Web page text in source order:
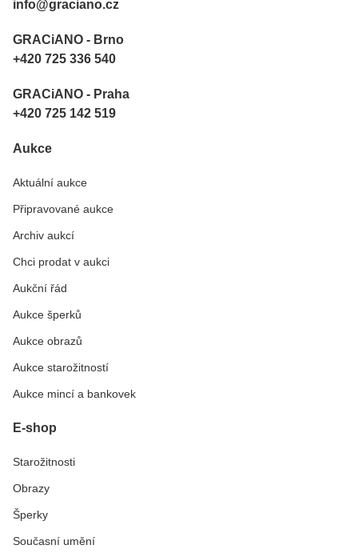
info@graciano.cz
GRACiANO - Brno
+420 725 336 540
GRACiANO - Praha
+420 725 142 519
Aukce
Aktuální aukce
Připravované aukce
Archiv aukcí
Chci prodat v aukci
Aukční řád
Aukce šperků
Aukce obrazů
Aukce starožitností
Aukce mincí a bankovek
E-shop
Starožitnosti
Obrazy
Šperky
Současní umění